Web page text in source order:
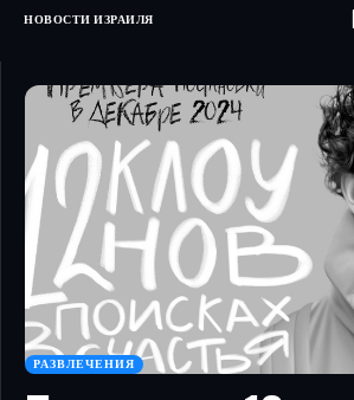
НОВОСТИ ИЗРАИЛЯ
РАЗВЛЕЧЕНИЯ